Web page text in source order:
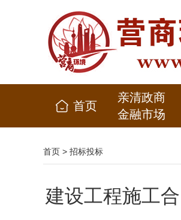
首页
亲清政商
金融市场
首页 > 招标投标
建设工程施工